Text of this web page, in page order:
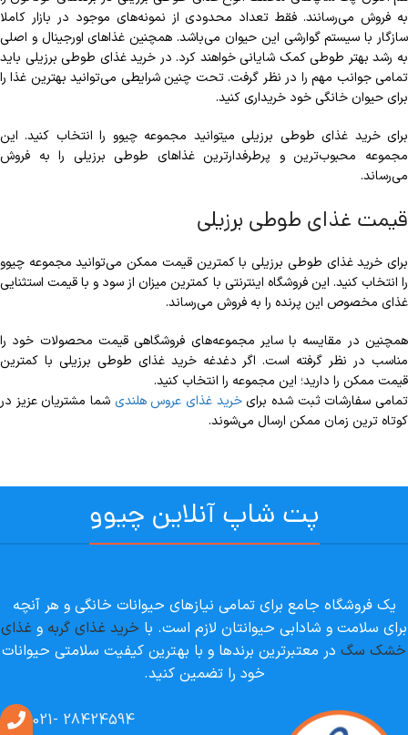
به فروش می‌رسانند. فقط تعداد محدودی از نمونه‌های موجود در بازار کاملا
سازگار با سیستم گوارشی این حیوان می‌باشد. همچنین غذاهای اورجینال و اصلی
به رشد بهتر طوطی کمک شایانی خواهند کرد. در خرید غذای طوطی برزیلی باید
تمامی جوانب مهم را در نظر گرفت. تحت چنین شرایطی می‌توانید بهترین غذا را
برای حیوان خانگی خود خریداری کنید.
برای خرید غذای طوطی برزیلی میتوانید مجموعه چیوو را انتخاب کنید. این
مجموعه محبوب‌ترین و پرطرفدارترین غذاهای طوطی برزیلی را به فروش
می‌رساند.
قیمت غذای طوطی برزیلی
برای خرید غذای طوطی برزیلی با کمترین قیمت ممکن می‌توانید مجموعه چیوو
را انتخاب کنید. این فروشگاه اینترنتی با کمترین میزان از سود و با قیمت استثنایی
غذای مخصوص این پرنده را به فروش می‌رساند.
همچنین در مقایسه با سایر مجموعه‌های فروشگاهی قیمت محصولات خود را
مناسب در نظر گرفته است. اگر دغدغه خرید غذای طوطی برزیلی با کمترین
قیمت ممکن را دارید؛ این مجموعه را انتخاب کنید.
تمامی سفارشات ثبت شده برایخرید غذای عروس هلندی شما مشتریان عزیز در
کوتاه ترین زمان ممکن ارسال می‌شوند.
پت شاپ آنلاین چیوو
یک فروشگاه جامع برای تمامی نیازهای حیوانات خانگی و هر آنچه
برای سلامت و شادابی حیوانتان لازم است. با خرید غذای گربه و غذای
خشک سگ در معتبرترین برندها و با بهترین کیفیت سلامتی حیوانات
خود را تضمین کنید.
28424594 -021